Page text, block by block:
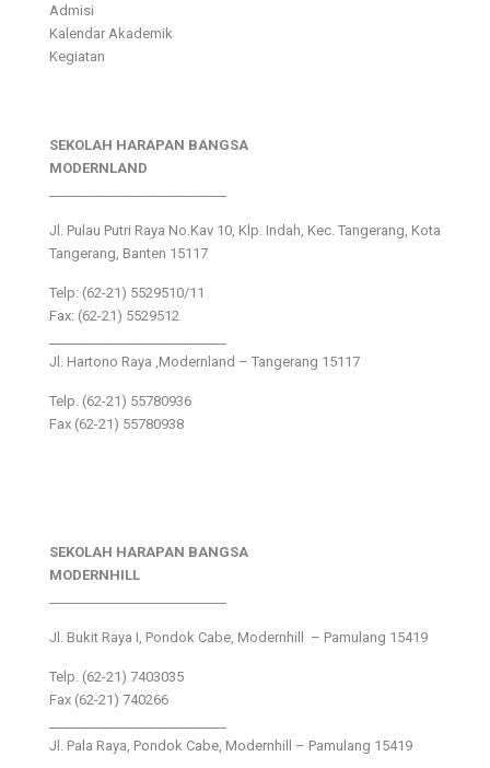
Admisi
Kalendar Akademik
Kegiatan
SEKOLAH HARAPAN BANGSA
MODERNLAND
Jl. Pulau Putri Raya No.Kav 10, Klp. Indah, Kec. Tangerang, Kota
Tangerang, Banten 15117
Telp: (62-21) 5529510/11
Fax: (62-21) 5529512
Jl. Hartono Raya ,Modernland – Tangerang 15117
Telp. (62-21) 55780936
Fax (62-21) 55780938
SEKOLAH HARAPAN BANGSA
MODERNHILL
Jl. Bukit Raya I, Pondok Cabe, Modernhill – Pamulang 15419
Telp. (62-21) 7403035
Fax (62-21) 740266
Jl. Pala Raya, Pondok Cabe, Modernhill – Pamulang 15419